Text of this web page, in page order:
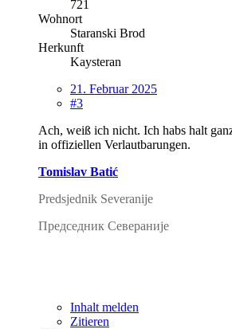
721
Wohnort
Staranski Brod
Herkunft
Kaysteran
21. Februar 2025
#3
Ach, weiß ich nicht. Ich habs halt
in offiziellen Verlautbarungen.
Tomislav Batić
Predsjednik Severanije
Председник Севераније
Inhalt melden
Zitieren